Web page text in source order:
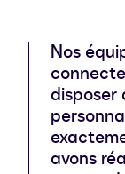
Nos
disposer
avons